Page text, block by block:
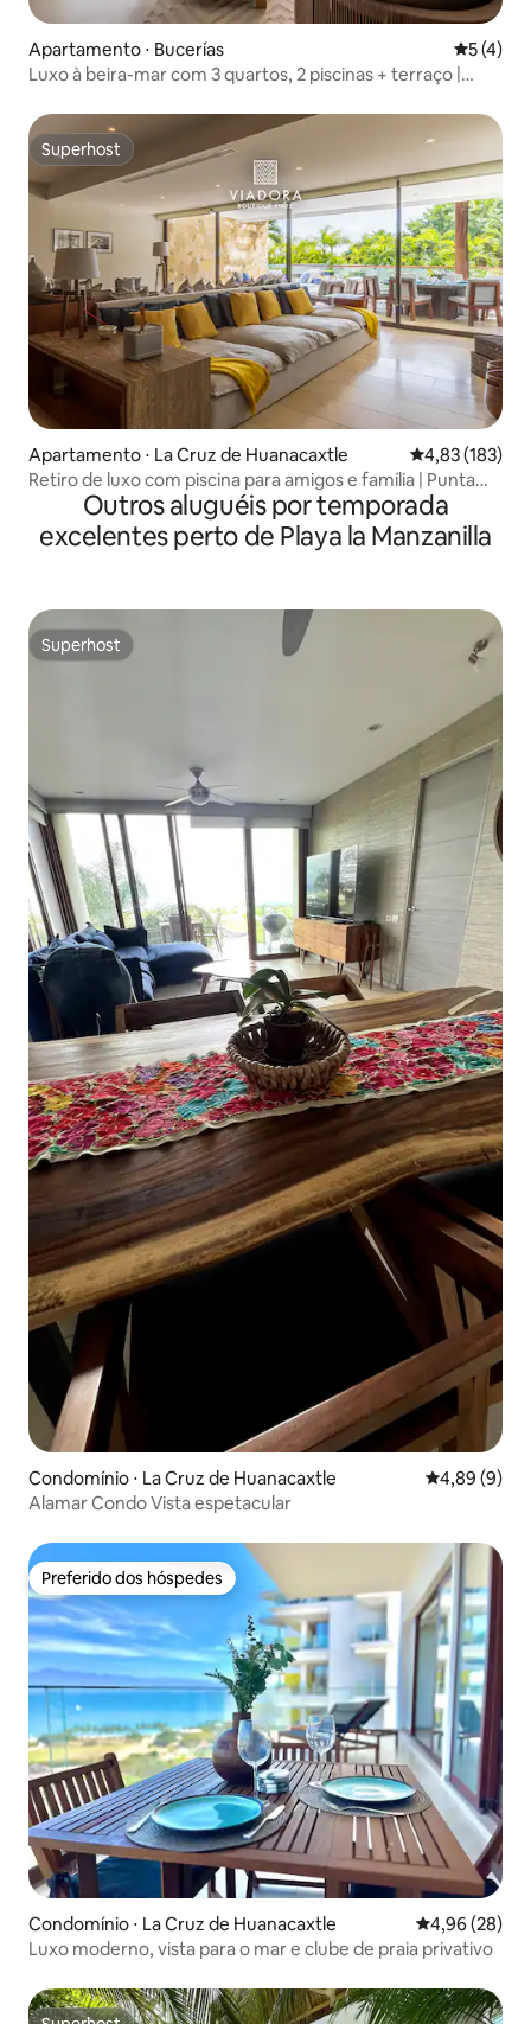
Apartamento ⋅ Bucerías 5 de
5 (4)
Luxo à beira-mar com 3 quartos, 2 piscinas + terraço |
Superhost
Superhost
Apartamento ⋅ La Cruz de Huanacaxtle 4,83 de uma
4,83 (183)
Retiro de luxo com piscina para amigos e família | Punta
Outros aluguéis por temporada
excelentes perto de Playa la Manzanilla
Superhost
Superhost
Condomínio ⋅ La Cruz de Huanacaxtle 4,89 de uma
4,89 (9)
Alamar Condo Vista espetacular
Preferido dos hóspedes
Preferido dos hóspedes
Condomínio ⋅ La Cruz de Huanacaxtle 4,96 de uma
4,96 (28)
Luxo moderno, vista para o mar e clube de praia privativo